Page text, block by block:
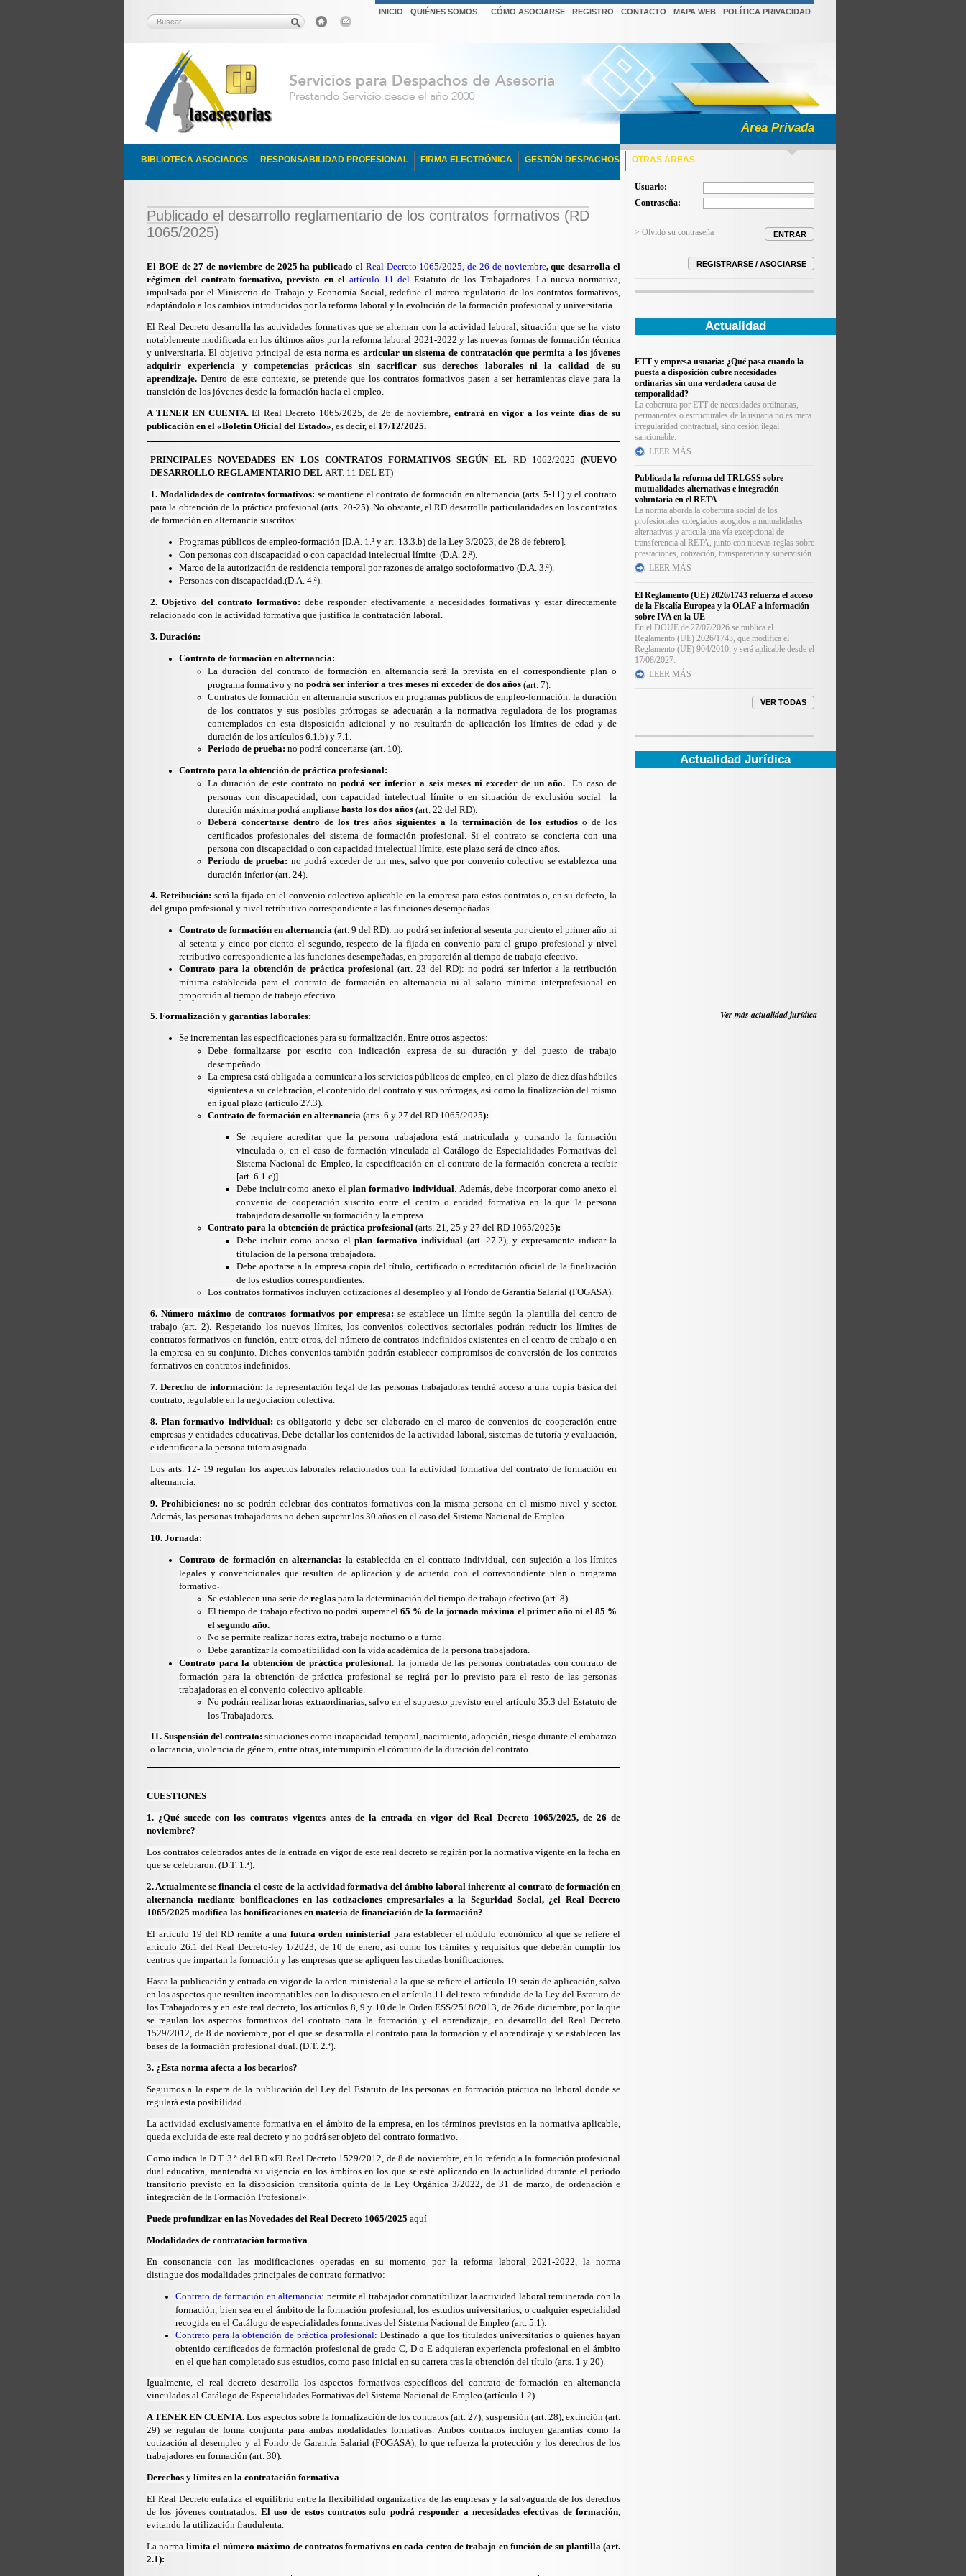
INICIO QUIÉNES SOMOS CÓMO ASOCIARSE REGISTRO CONTACTO MAPA WEB POLÍTICA PRIVACIDAD
BIBLIOTECA ASOCIADOS RESPONSABILIDAD PROFESIONAL FIRMA ELECTRÓNICA GESTIÓN DESPACHOS OTRAS ÁREAS
Área Privada
Usuario:
Contraseña:
> Olvidó su contraseña
Actualidad
ETT y empresa usuaria: ¿Qué pasa cuando la
puesta a disposición cubre necesidades
ordinarias sin una verdadera causa de
temporalidad?
La cobertura por ETT de necesidades ordinarias,
permanentes o estructurales de la usuaria no es mera
irregularidad contractual, sino cesión ilegal
sancionable.
LEER MÁS
Publicada la reforma del TRLGSS sobre
mutualidades alternativas e integración
voluntaria en el RETA
La norma aborda la cobertura social de los
profesionales colegiados acogidos a mutualidades
alternativas y articula una vía excepcional de
transferencia al RETA, junto con nuevas reglas sobre
prestaciones, cotización, transparencia y supervisión.
LEER MÁS
El Reglamento (UE) 2026/1743 refuerza el acceso
de la Fiscalía Europea y la OLAF a información
sobre IVA en la UE
En el DOUE de 27/07/2026 se publica el
Reglamento (UE) 2026/1743, que modifica el
Reglamento (UE) 904/2010, y será aplicable desde el
17/08/2027.
LEER MÁS
Actualidad Jurídica
Ver más actualidad jurídica
Publicado el desarrollo reglamentario de los contratos formativos (RD
1065/2025)
El BOE de 27 de noviembre de 2025 ha publicado el Real Decreto 1065/2025, de 26 de noviembre, que desarrolla el
régimen del contrato formativo, previsto en elartículo 11 delEstatuto de los Trabajadores. La nueva normativa,
impulsada por el Ministerio de Trabajo y Economía Social, redefine el marco regulatorio de los contratos formativos,
adaptándolo a los cambios introducidos por la reforma laboral y la evolución de la formación profesional y universitaria.
El Real Decreto desarrolla las actividades formativas que se alternan con la actividad laboral, situación que se ha visto
notablemente modificada en los últimos años por la reforma laboral 2021-2022 y las nuevas formas de formación técnica
y universitaria. El objetivo principal de esta norma es articular un sistema de contratación que permita a los jóvenes
adquirir experiencia y competencias prácticas sin sacrificar sus derechos laborales ni la calidad de su
aprendizaje. Dentro de este contexto, se pretende que los contratos formativos pasen a ser herramientas clave para la
transición de los jóvenes desde la formación hacia el empleo.
A TENER EN CUENTA.El Real Decreto 1065/2025, de 26 de noviembre, entrará en vigor a los veinte días de su
publicación en el «Boletín Oficial del Estado», es decir, el 17/12/2025.
PRINCIPALES NOVEDADES EN LOS CONTRATOS FORMATIVOS SEGÚN EL RD 1062/2025 (NUEVO
DESARROLLO REGLAMENTARIO DEL ART. 11 DEL ET)
1. Modalidades de contratos formativos: se mantiene el contrato de formación en alternancia (arts. 5-11) y el contrato
para la obtención de la práctica profesional (arts. 20-25). No obstante, el RD desarrolla particularidades en los contratos
de formación en alternancia suscritos:
Programas públicos de empleo-formación [D.A. 1.ª y art. 13.3.b) de la Ley 3/2023, de 28 de febrero].
Con personas con discapacidad o con capacidad intelectual límite (D.A. 2.ª).
Marco de la autorización de residencia temporal por razones de arraigo socioformativo (D.A. 3.ª).
Personas con discapacidad.(D.A. 4.ª).
2. Objetivo del contrato formativo:debe responder efectivamente a necesidades formativas y estar directamente
relacionado con la actividad formativa que justifica la contratación laboral.
3. Duración:
Contrato de formación en alternancia:
La duración del contrato de formación en alternancia será la prevista en el correspondiente plan o
programa formativo y no podrá ser inferior a tres meses ni exceder de dos años (art. 7).
Contratos de formación en alternancia suscritos en programas públicos de empleo-formación: la duración
de los contratos y sus posibles prórrogas se adecuarán a la normativa reguladora de los programas
contemplados en esta disposición adicional y no resultarán de aplicación los límites de edad y de
duración de los artículos 6.1.b) y 7.1.
Periodo de prueba: no podrá concertarse (art. 10).
Contrato para la obtención de práctica profesional:
La duración de este contratono podrá ser inferior a seis meses ni exceder de un año. En caso de
personas con discapacidad, con capacidad intelectual límite o en situación de exclusión social la
duración máxima podrá ampliarse hasta los dos años (art. 22 del RD).
Deberá concertarse dentro de los tres años siguientes a la terminación de los estudioso de los
certificados profesionales del sistema de formación profesional. Si el contrato se concierta con una
persona con discapacidad o con capacidad intelectual límite, este plazo será de cinco años.
Periodo de prueba: no podrá exceder de un mes, salvo que por convenio colectivo se establezca una
duración inferior (art. 24).
4. Retribución: será la fijada en el convenio colectivo aplicable en la empresa para estos contratos o, en su defecto, la
del grupo profesional y nivel retributivo correspondiente a las funciones desempeñadas.
Contrato de formación en alternancia (art. 9 del RD): no podrá ser inferior al sesenta por ciento el primer año ni
al setenta y cinco por ciento el segundo, respecto de la fijada en convenio para el grupo profesional y nivel
retributivo correspondiente a las funciones desempeñadas, en proporción al tiempo de trabajo efectivo.
Contrato para la obtención de práctica profesional(art. 23 del RD): no podrá ser inferior a la retribución
mínima establecida para el contrato de formación en alternancia ni al salario mínimo interprofesional en
proporción al tiempo de trabajo efectivo.
5. Formalización y garantías laborales:
Se incrementan las especificaciones para su formalización. Entre otros aspectos:
Debe formalizarse por escrito con indicación expresa de su duración y del puesto de trabajo
desempeñado..
La empresa está obligada a comunicar a los servicios públicos de empleo, en el plazo de diez días hábiles
siguientes a su celebración, el contenido del contrato y sus prórrogas, así como la finalización del mismo
en igual plazo (artículo 27.3).
Contrato de formación en alternancia (arts. 6 y 27 del RD 1065/2025):
Se requiere acreditar que la persona trabajadora está matriculada y cursando la formación
vinculada o, en el caso de formación vinculada al Catálogo de Especialidades Formativas del
Sistema Nacional de Empleo, la especificación en el contrato de la formación concreta a recibir
[art. 6.1.c)].
Debe incluir como anexo elplan formativo individual. Además, debe incorporar como anexo el
convenio de cooperación suscrito entre el centro o entidad formativa en la que la persona
trabajadora desarrolle su formación y la empresa.
Contrato para la obtención de práctica profesional (arts. 21, 25 y 27 del RD 1065/2025):
Debe incluir como anexo elplan formativo individual (art. 27.2), y expresamente indicar la
titulación de la persona trabajadora.
Debe aportarse a la empresa copia del título, certificado o acreditación oficial de la finalización
de los estudios correspondientes.
Los contratos formativos incluyen cotizaciones al desempleo y al Fondo de Garantía Salarial (FOGASA).
6. Número máximo de contratos formativos por empresa: se establece un límite según la plantilla del centro de
trabajo (art. 2). Respetando los nuevos límites, los convenios colectivos sectoriales podrán reducir los límites de
contratos formativos en función, entre otros, del número de contratos indefinidos existentes en el centro de trabajo o en
la empresa en su conjunto. Dichos convenios también podrán establecer compromisos de conversión de los contratos
formativos en contratos indefinidos.
7. Derecho de información: la representación legal de las personas trabajadoras tendrá acceso a una copia básica del
contrato, regulable en la negociación colectiva.
8. Plan formativo individual: es obligatorio y debe ser elaborado en el marco de convenios de cooperación entre
empresas y entidades educativas. Debe detallar los contenidos de la actividad laboral, sistemas de tutoría y evaluación,
e identificar a la persona tutora asignada.
Los arts. 12- 19 regulan los aspectos laborales relacionados con la actividad formativa del contrato de formación en
alternancia.
9. Prohibiciones: no se podrán celebrar dos contratos formativos con la misma persona en el mismo nivel y sector.
Además, las personas trabajadoras no deben superar los 30 años en el caso del Sistema Nacional de Empleo.
10. Jornada:
Contrato de formación en alternancia: la establecida en el contrato individual, con sujeción a los límites
legales y convencionales que resulten de aplicación y de acuerdo con el correspondiente plan o programa
formativo.
Se establecen una serie de reglas para la determinación del tiempo de trabajo efectivo (art. 8).
El tiempo de trabajo efectivo no podrá superar el65 % de la jornada máxima el primer año ni el 85 %
el segundo año.
No se permite realizar horas extra, trabajo nocturno o a turno.
Debe garantizar la compatibilidad con la vida académica de la persona trabajadora.
Contrato para la obtención de práctica profesional: la jornada de las personas contratadas con contrato de
formación para la obtención de práctica profesional se regirá por lo previsto para el resto de las personas
trabajadoras en el convenio colectivo aplicable.
No podrán realizar horas extraordinarias, salvo en el supuesto previsto en el artículo 35.3 del Estatuto de
los Trabajadores.
11. Suspensión del contrato: situaciones como incapacidad temporal, nacimiento, adopción, riesgo durante el embarazo
o lactancia, violencia de género, entre otras, interrumpirán el cómputo de la duración del contrato.
CUESTIONES
1. ¿Qué sucede con los contratos vigentes antes de la entrada en vigor del Real Decreto 1065/2025, de 26 de
noviembre?
Los contratos celebrados antes de la entrada en vigor de este real decreto se regirán por la normativa vigente en la fecha en
que se celebraron. (D.T. 1.ª).
2. Actualmente se financia el coste de la actividad formativa del ámbito laboral inherente al contrato de formación en
alternancia mediante bonificaciones en las cotizaciones empresariales a la Seguridad Social, ¿el Real Decreto
1065/2025 modifica las bonificaciones en materia de financiación de la formación?
El artículo 19 del RD remite a una futura orden ministerial para establecer el módulo económico al que se refiere el
artículo 26.1 del Real Decreto-ley 1/2023, de 10 de enero, así como los trámites y requisitos que deberán cumplir los
centros que impartan la formación y las empresas que se apliquen las citadas bonificaciones.
Hasta la publicación y entrada en vigor de la orden ministerial a la que se refiere el artículo 19 serán de aplicación, salvo
en los aspectos que resulten incompatibles con lo dispuesto en elartículo 11 deltexto refundido de la Ley del Estatuto de
los Trabajadores y en este real decreto, los artículos 8, 9 y 10 de la Orden ESS/2518/2013, de 26 de diciembre, por la que
se regulan los aspectos formativos del contrato para la formación y el aprendizaje, en desarrollo del Real Decreto
1529/2012, de 8 de noviembre, por el que se desarrolla el contrato para la formación y el aprendizaje y se establecen las
bases de la formación profesional dual. (D.T. 2.ª).
3. ¿Esta norma afecta a los becarios?
Seguimos a la espera de la publicación del Ley del Estatuto de las personas en formación práctica no laboraldonde se
regulará esta posibilidad.
La actividad exclusivamente formativa en el ámbito de la empresa, en los términos previstos en la normativa aplicable,
queda excluida de este real decreto y no podrá ser objeto del contrato formativo.
Como indica laD.T. 3.ª del RD «El Real Decreto 1529/2012, de 8 de noviembre, en lo referido a la formación profesional
dual educativa, mantendrá su vigencia en los ámbitos en los que se esté aplicando en la actualidad durante el periodo
transitorio previsto en la disposición transitoria quinta de la Ley Orgánica 3/2022, de 31 de marzo, de ordenación e
integración de la Formación Profesional».
Puede profundizar en las Novedades del Real Decreto 1065/2025 aquí
Modalidades de contratación formativa
En consonancia con las modificaciones operadas en su momento por la reforma laboral 2021-2022, la norma
distingue dos modalidades principales de contrato formativo:
Contrato de formación en alternancia: permite al trabajador compatibilizar la actividad laboral remunerada con la
formación, bien sea en el ámbito de la formación profesional, los estudios universitarios, o cualquier especialidad
recogida en el Catálogo de especialidades formativas del Sistema Nacional de Empleo (art. 5.1).
Contrato para la obtención de práctica profesional: Destinado a que los titulados universitarios o quienes hayan
obtenido certificados de formación profesional de grado C, D o E adquieran experiencia profesional en el ámbito
en el que han completado sus estudios, como paso inicial en su carrera tras la obtención del título (arts. 1 y 20).
Igualmente, el real decreto desarrolla los aspectos formativos específicos del contrato de formación en alternancia
vinculados al Catálogo de Especialidades Formativas del Sistema Nacional de Empleo (artículo 1.2).
A TENER EN CUENTA. Los aspectos sobre la formalización de los contratos (art. 27), suspensión (art. 28), extinción (art.
29) se regulan de forma conjunta para ambas modalidades formativas. Ambos contratos incluyen garantías como la
cotización al desempleo y al Fondo de Garantía Salarial (FOGASA), lo que refuerza la protección y los derechos de los
trabajadores en formación (art. 30).
Derechos y límites en la contratación formativa
El Real Decreto enfatiza el equilibrio entre la flexibilidad organizativa de las empresas y la salvaguarda de los derechos
de los jóvenes contratados. El uso de estos contratos solo podrá responder a necesidades efectivas de formación,
evitando la utilización fraudulenta.
La norma limita el número máximo de contratos formativos en cada centro de trabajo en función de su plantilla (art.
2.1):